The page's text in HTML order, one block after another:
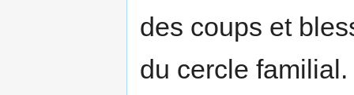
des coups et
du cercle